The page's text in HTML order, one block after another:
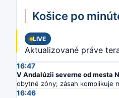
Košice po
LIVE
Aktualizované práve
16:47
V Andalúzii severne od mesta
obytné zóny; zásah komplikuje
16:46
Najbližšie